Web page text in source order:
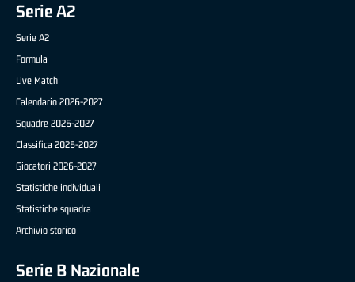
Serie A2
Serie A2
Formula
Live Match
Calendario 2026-2027
Squadre 2026-2027
Classifica 2026-2027
Giocatori 2026-2027
Statistiche individuali
Statistiche squadra
Archivio storico
Serie B Nazionale